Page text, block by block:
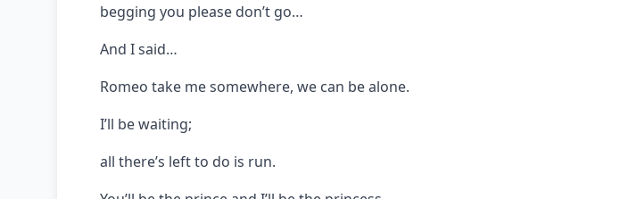
begging you please don’t go…
And I said…
Romeo take me somewhere, we can be alone.
I’ll be waiting;
all there’s left to do is run.